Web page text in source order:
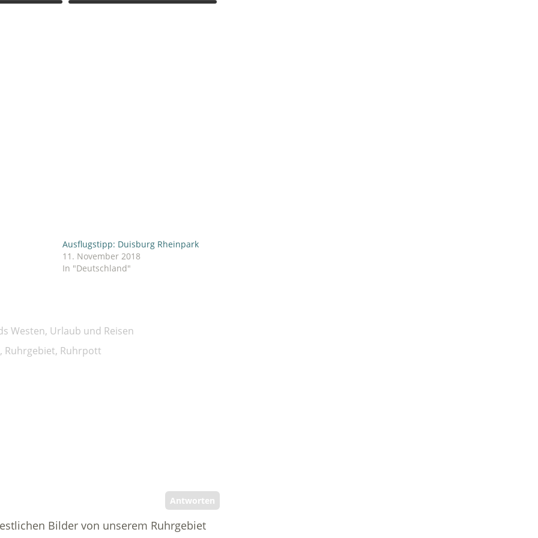
Ausflugstipp: Duisburg Rheinpark
11. November 2018
In "Deutschland"
Westen, Urlaub und Reisen
, Ruhrgebiet, Ruhrpott
Antworten
Bilder von unserem Ruhrgebiet